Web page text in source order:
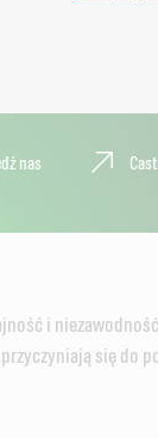
nas
i
się do